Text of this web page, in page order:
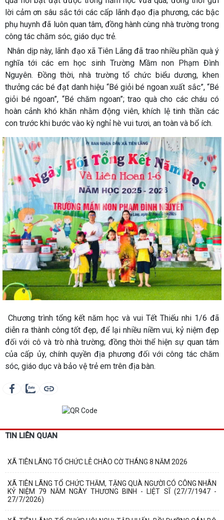
lời cảm ơn sâu sắc tới các cấp lãnh đạo địa phương, các bậc
phụ huynh đã luôn quan tâm, đồng hành cùng nhà trường trong
công tác chăm sóc, giáo dục trẻ.
Nhân dịp này, lãnh đạo xã Tiên Lãng đã trao nhiều phần quà ý
nghĩa tới các em học sinh Trường Mầm non Phạm Đình
Nguyên. Đồng thời, nhà trường tổ chức biểu dương, khen
thưởng các bé đạt danh hiệu “Bé giỏi bé ngoan xuất sắc”, “Bé
giỏi bé ngoan”, “Bé chăm ngoan”; trao quà cho các cháu có
hoàn cảnh khó khăn nhằm động viên, khích lệ tinh thần các
con trước khi bước vào kỳ nghỉ hè vui tươi, an toàn và bổ ích.
Chương trình tổng kết năm học và vui Tết Thiếu nhi 1/6 đã
diễn ra thành công tốt đẹp, để lại nhiều niềm vui, kỷ niệm đẹp
đối với cô và trò nhà trường; đồng thời thể hiện sự quan tâm
của cấp ủy, chính quyền địa phương đối với công tác chăm
sóc, giáo dục và bảo vệ trẻ em trên địa bàn.
TIN LIÊN QUAN
XÃ TIÊN LÃNG TỔ CHỨC LỄ CHÀO CỜ THÁNG 8 NĂM 2026
XÃ TIÊN LÃNG TỔ CHỨC THĂM, TẶNG QUÀ NGƯỜI CÓ CÔNG NHÂN
KỶ NIỆM 79 NĂM NGÀY THƯƠNG BINH - LIỆT SĨ (27/7/1947 -
27/7/2026)